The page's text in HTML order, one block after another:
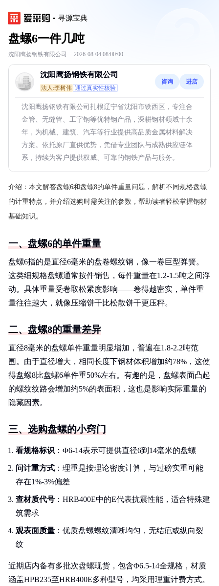
寻源宝典
盘螺6一件几吨
沈阳鹰扬钢铁有限公司 · 2026-08-04 08:00:00
沈阳鹰扬钢铁有限公司
法人:李树伟 通过真实性核验
咨询 进店
沈阳鹰扬钢铁有限公司扎根辽宁省沈阳市铁西区，专注合
金管、无缝管、工字钢等优特钢产品，深耕钢材领域十余
年，为机械、建筑、汽车等行业提供高品质金属材料解决
方案。依托原厂直供优势，凭借专业团队与成熟供应链体
系，持续为客户提供权威、可靠的钢铁产品与服务。
介绍： 本文解答盘螺6和盘螺8的单件重量问题，解析不同规格盘螺
的计重特点，并介绍选购时需关注的参数，帮助读者轻松掌握钢材
基础知识。
一、盘螺6的单件重量
盘螺6指的是直径6毫米的盘卷螺纹钢，像一卷巨型弹簧。
这类细规格盘螺通常按件销售，每件重量在1.2-1.5吨之间浮
动。具体重量受卷取松紧度影响——卷得越密实，单件重
量往往越大，就像压缩饼干比松散饼干更压秤。
二、盘螺8的重量差异
直径8毫米的盘螺单件重量明显增加，普遍在1.8-2.2吨范
围。由于直径增大，相同长度下钢材体积增加约78%，这使
得盘螺8比盘螺6单件重50%左右。有趣的是，盘螺表面凸起
的螺纹纹路会增加约5%的表面积，这也是影响实际重量的
隐藏因素。
三、选购盘螺的小窍门
看规格标识 ：Φ6-14表示可提供直径6到14毫米的盘螺
问计重方式 ：理重是按理论密度计算，与过磅实重可能
存在1%-3%偏差
查材质代号 ：HRB400E中的E代表抗震性能，适合特殊建
筑需求
观表面质量 ：优质盘螺螺纹清晰均匀，无结疤或纵向裂
纹
近期店内备有多批次盘螺现货，包含Φ6.5-14全规格，材质
涵盖HPB235至HRB400E多种型号，均采用理重计费方式。